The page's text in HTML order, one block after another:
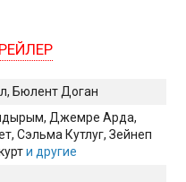
Бюлент Доган
, Джемре Арда,
, Сэльма Кутлуг, Зейнеп
и другие